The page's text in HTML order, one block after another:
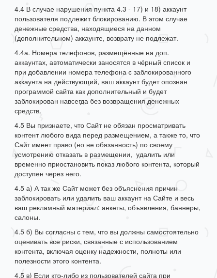
4.4 В случае нарушения пункта 4.3 - 17) и 18) аккаунт
пользователя подлежит блокированию. В этом случае
денежные средства, находящиеся на данном
(дополнительном) аккаунте, возврату не подлежат.
4.4а. Номера телефонов, размещённые на доп.
аккаунтах, автоматически заносятся в чёрный список и
при добавлении номера телефона с заблокированного
аккаунта на действующий, ваш аккаунт будет опознан
программой сайта как дополнительный и будет
заблокирован навсегда без возвращения денежных
средств.
4.5 Вы признаете, что Сайт не обязан просматривать
контент любого вида перед размещением, а также то, что
Сайт имеет право (но не обязанность) по своему
усмотрению отказать в размещении, удалить или
временно приостановить показ любого контента, который
доступен через него.
4.5 а) А так же Сайт может без объяснения причин
заблокировать или удалить ваш аккаунт на Сайте и весь
ваш рекламный материал: анкеты, объявления, баннеры,
салоны.
4.5 б) Вы согласны с тем, что вы должны самостоятельно
оценивать все риски, связанные с использованием
контента, включая оценку надежности, полноты или
полезности этого контента.
4.5 в) Если кто-либо из пользователей сайта при